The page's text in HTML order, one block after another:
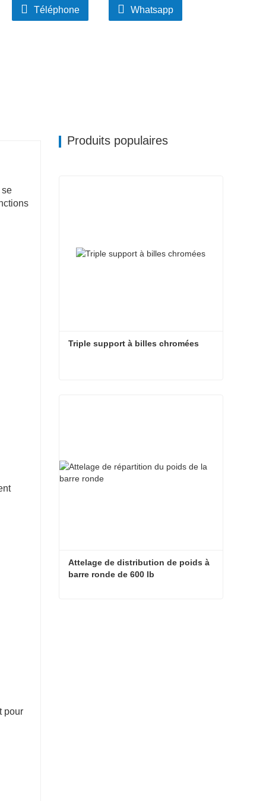
Téléphone Whatsapp
pour
Produits populaires
Triple support à billes chromées
Attelage de distribution de poids à
barre ronde de 600 lb